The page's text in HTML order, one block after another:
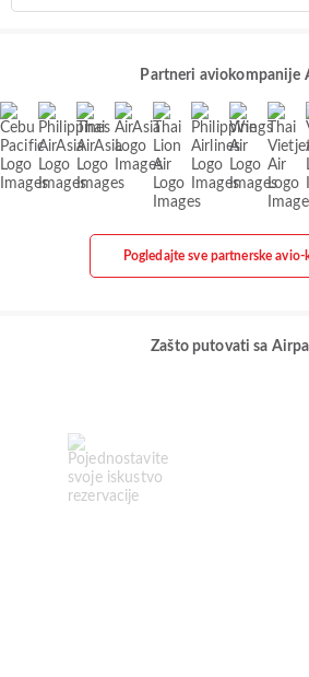
Partneri aviokompanije
Pogledajte sve partnerske
Zašto putovati sa